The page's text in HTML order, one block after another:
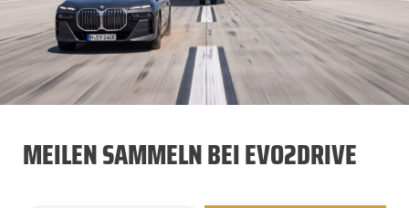
MEILEN SAMMELN BEI EVO2DRIVE